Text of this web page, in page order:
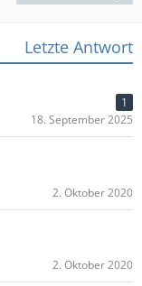
Letzte Antwort
1
18. September 2025
2. Oktober 2020
2. Oktober 2020